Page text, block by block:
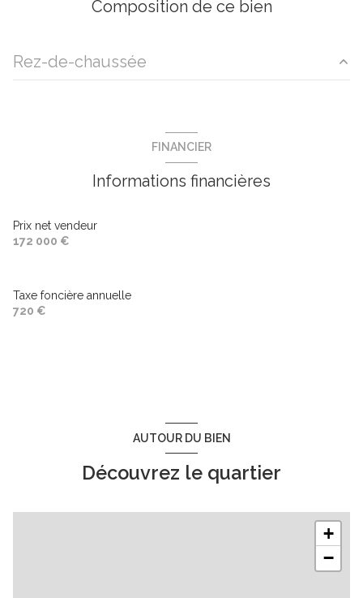
Composition de ce bien
Rez-de-chaussée
FINANCIER
Informations financières
Prix net vendeur
172 000 €
Taxe foncière annuelle
720 €
AUTOUR DU BIEN
Découvrez le quartier
+
−